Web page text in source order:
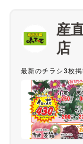
産
店
最新のチラシ3枚